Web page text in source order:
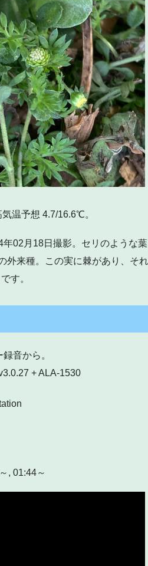
温予想 4.7/16.6℃。
02月18日撮影。セリのような
外来種。この実に棘があり、そ
す。
音から。
+ ALA-1530
, 01:44～